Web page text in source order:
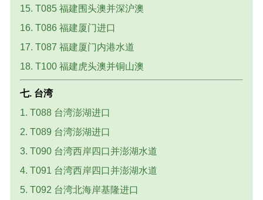
15. T085 福建围头澳并深沪澳
16. T086 福建厦门进口
17. T087 福建厦门内港水道
18. T100 福建虎头澳并铜山澳
七. 台湾
1. T088 台湾澎湖进口
2. T089 台湾澎湖进口
3. T090 台湾西岸四口并澎湖水道
4. T091 台湾西岸四口并澎湖水道
5. T092 台湾北海岸基隆进口